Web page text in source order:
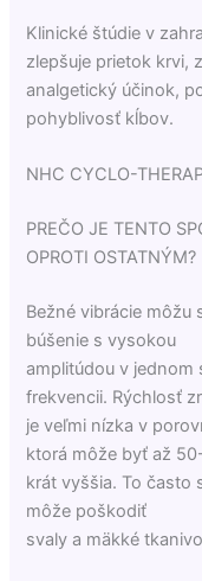
Klinické štúdie v
zlepšuje prietok krvi,
analgetický účinok,
pohyblivosť kĺbov.
NHC CYCLO-
PREČO JE TENTO
OPROTI OSTATNÝM?
Bežné vibrácie môžu
búšenie s vysokou
amplitúdou v jednom
frekvencii. Rýchlosť
je veľmi nízka v
ktorá môže byť až
krát vyššia. To často
môže poškodiť
svaly a mäkké